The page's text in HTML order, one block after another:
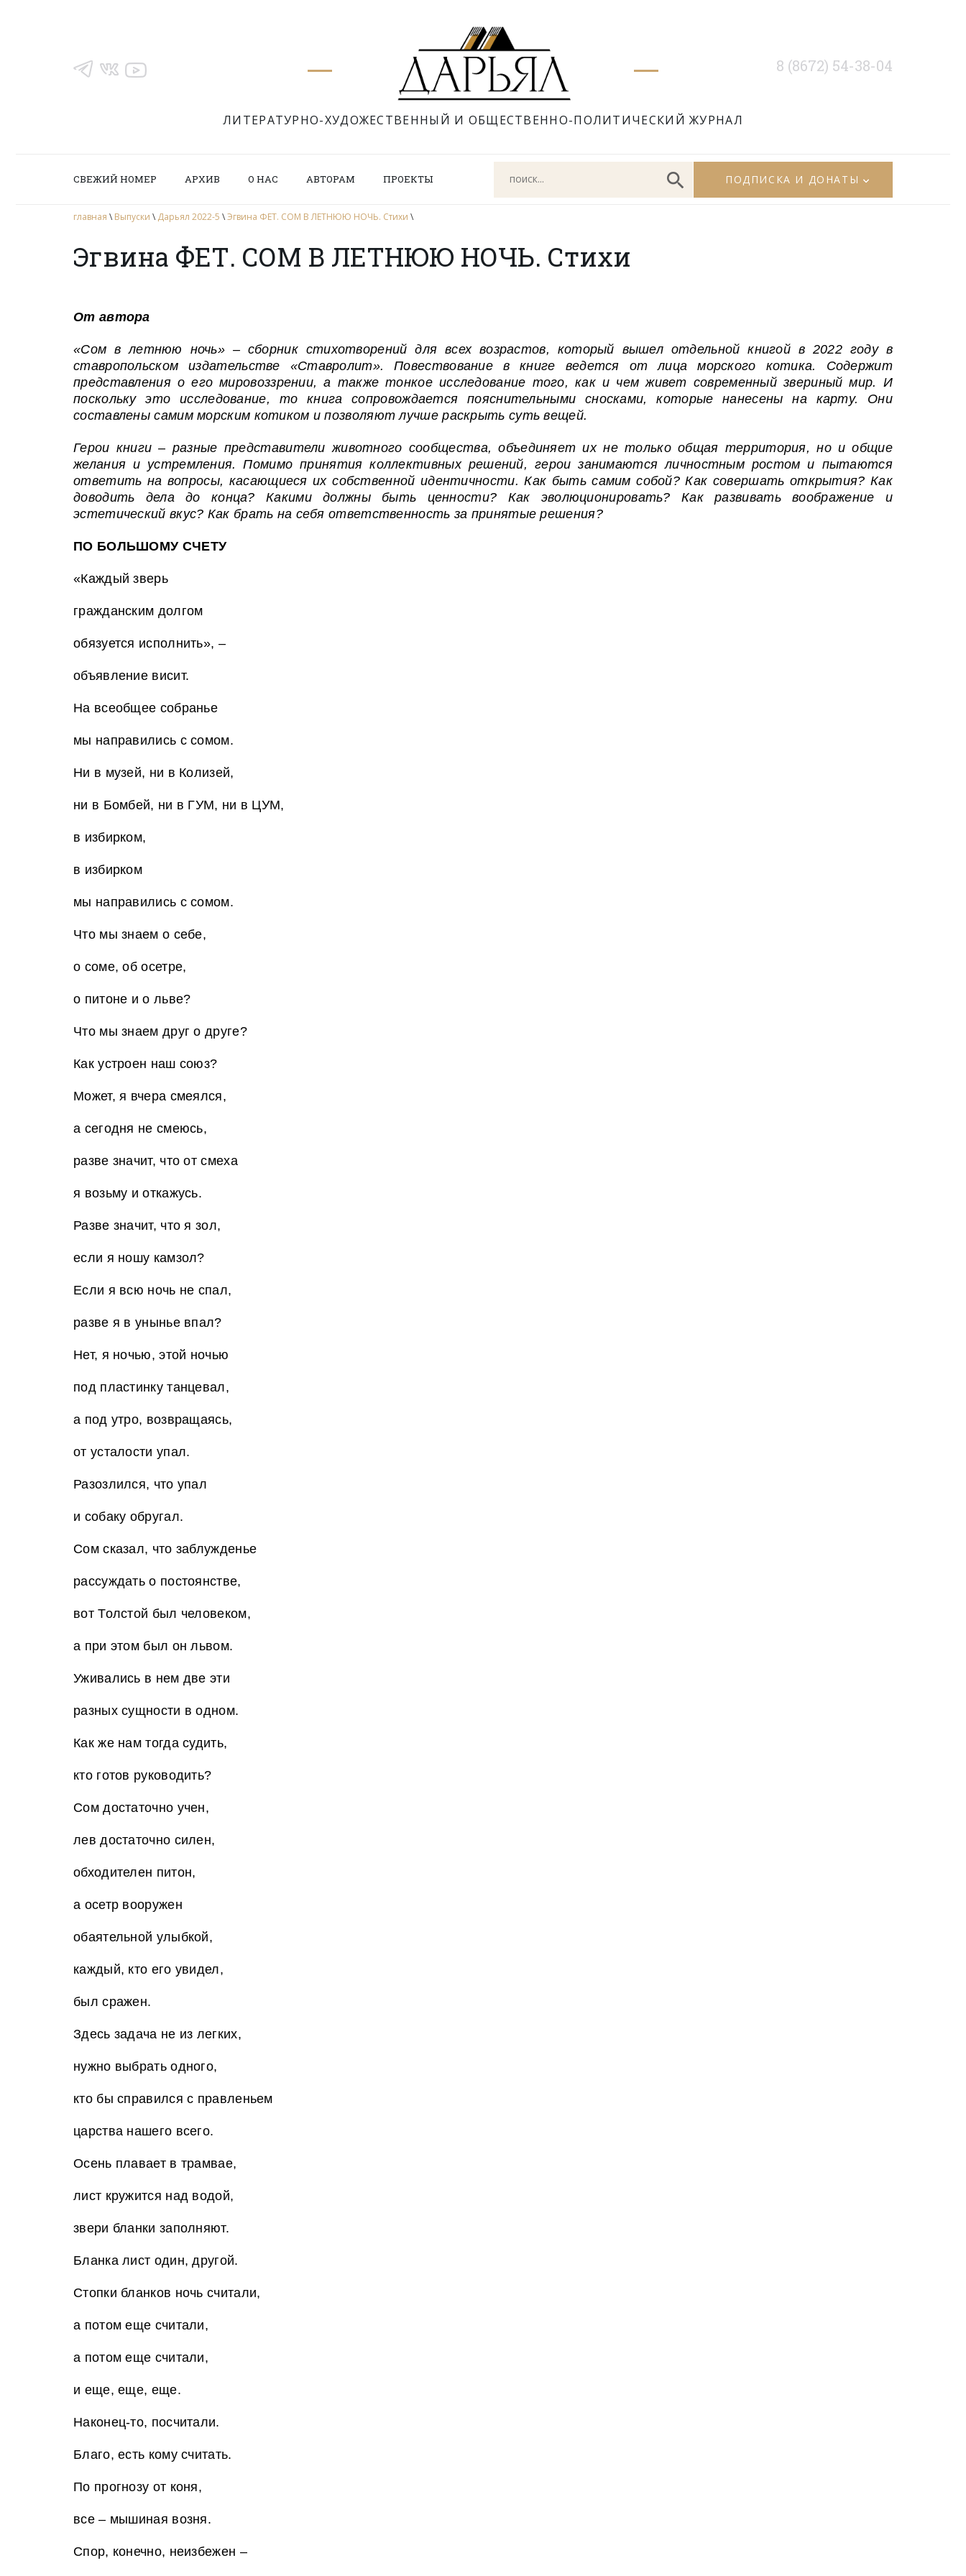
ЛИТЕРАТУРНО-ХУДОЖЕСТВЕННЫЙ И ОБЩЕСТВЕННО-ПОЛИТИЧЕСКИЙ ЖУРНАЛ
8 (8672) 54-38-04
СВЕЖИЙ НОМЕР АРХИВ О НАС АВТОРАМ ПРОЕКТЫ ПОДПИСКА И ДОНАТЫ
главная \ Выпуски \ Дарьял 2022-5 \Эгвина ФЕТ. СОМ В ЛЕТНЮЮ НОЧЬ. Стихи \
Эгвина ФЕТ. СОМ В ЛЕТНЮЮ НОЧЬ. Стихи
От автора
«Сом в летнюю ночь» – сборник стихотворений для всех возрастов, который вышел отдельной книгой в 2022 году в
ставропольском издательстве «Ставролит». Повествование в книге ведется от лица морского котика. Содержит
представления о его мировоззрении, а также тонкое исследование того, как и чем живет современный звериный мир. И
поскольку это исследование, то книга сопровождается пояснительными сносками, которые нанесены на карту. Они
составлены самим морским котиком и позволяют лучше раскрыть суть вещей.
Герои книги – разные представители животного сообщества, объединяет их не только общая территория, но и общие
желания и устремления. Помимо принятия коллективных решений, герои занимаются личностным ростом и пытаются
ответить на вопросы, касающиеся их собственной идентичности. Как быть самим собой? Как совершать открытия? Как
доводить дела до конца? Какими должны быть ценности? Как эволюционировать? Как развивать воображение и
эстетический вкус? Как брать на себя ответственность за принятые решения?
ПО БОЛЬШОМУ СЧЕТУ
«Каждый зверь
гражданским долгом
обязуется исполнить», –
объявление висит.
На всеобщее собранье
мы направились с сомом.
Ни в музей, ни в Колизей,
ни в Бомбей, ни в ГУМ, ни в ЦУМ,
в избирком,
в избирком
мы направились с сомом.
Что мы знаем о себе,
о соме, об осетре,
о питоне и о льве?
Что мы знаем друг о друге?
Как устроен наш союз?
Может, я вчера смеялся,
а сегодня не смеюсь,
разве значит, что от смеха
я возьму и откажусь.
Разве значит, что я зол,
если я ношу камзол?
Если я всю ночь не спал,
разве я в унынье впал?
Нет, я ночью, этой ночью
под пластинку танцевал,
а под утро, возвращаясь,
от усталости упал.
Разозлился, что упал
и собаку обругал.
Сом сказал, что заблужденье
рассуждать о постоянстве,
вот Толстой был человеком,
а при этом был он львом.
Уживались в нем две эти
разных сущности в одном.
Как же нам тогда судить,
кто готов руководить?
Сом достаточно учен,
лев достаточно силен,
обходителен питон,
а осетр вооружен
обаятельной улыбкой,
каждый, кто его увидел,
был сражен.
Здесь задача не из легких,
нужно выбрать одного,
кто бы справился с правленьем
царства нашего всего.
Осень плавает в трамвае,
лист кружится над водой,
звери бланки заполняют.
Бланка лист один, другой.
Стопки бланков ночь считали,
а потом еще считали,
а потом еще считали,
и еще, еще, еще.
Наконец-то, посчитали.
Благо, есть кому считать.
По прогнозу от коня,
все – мышиная возня.
Спор, конечно, неизбежен –